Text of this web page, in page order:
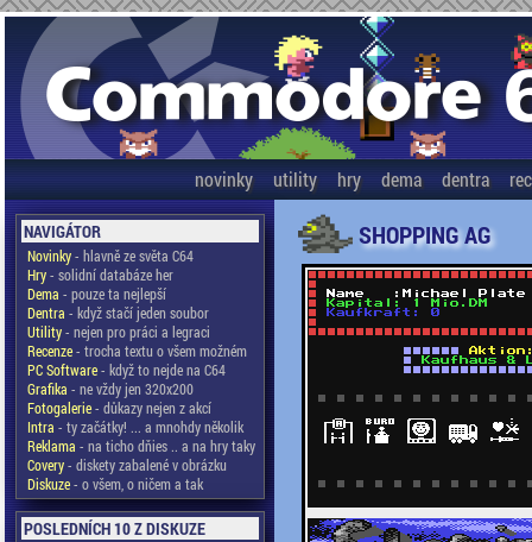
novinky utility hry dema dentra
NAVIGÁTOR
Novinky- hlavně ze světa C64
Hry- solidní databáze her
Dema - pouze ta nejlepší
Dentra - když stačí jeden soubor
Utility- nejen pro práci a legraci
Recenze- trocha textu o všem možném
PC Software- když to nejde na C64
Grafika - ne vždy jen 320x200
Fotogalerie- důkazy nejen z akcí
Intra - ty začátky! ... a mnohdy několik
Reklama - na ticho dňies .. a na hry taky
Covery- diskety zabalené v obrázku
Diskuze- o všem, o ničem a tak
POSLEDNÍCH 10 Z DISKUZE
SHOPPING AG